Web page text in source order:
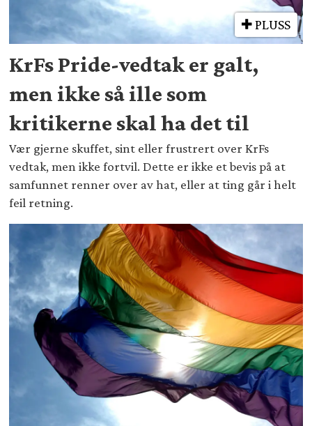
PLUSS
KrFs Pride-vedtak er galt,
men ikke så ille som
kritikerne skal ha det til
Vær gjerne skuffet, sint eller frustrert over KrFs
vedtak, men ikke fortvil. Dette er ikke et bevis på at
samfunnet renner over av hat, eller at ting går i helt
feil retning.